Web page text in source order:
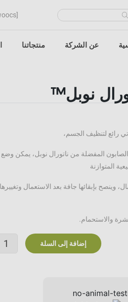
Products
search
منتجاتنا عن الشركة
نوبل™
رائع لتنظيف الجسم،
المفضلة من ناتورال نوبل، يمكن وضع
المتوازنة
بإبقائها جافة بعد الاستعمال وتغييرها
والاستحمام.
كمية
إضافة إلى السلة